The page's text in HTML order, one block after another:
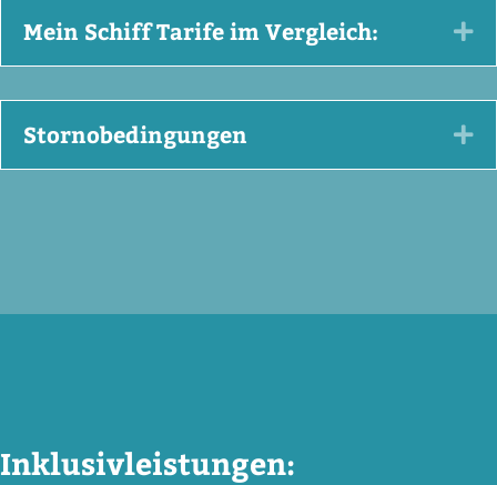
Mein Schiff Tarife im Vergleich:
Stornobedingungen
Inklusivleistungen: